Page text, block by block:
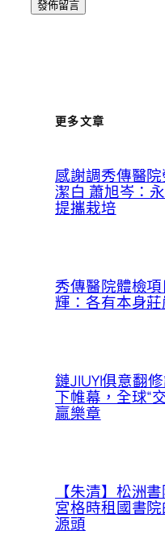
更多文章
感謝調秀傳醫
潔白 蕭旭岑：
提攜栽培
秀傳醫院體檢
輝：各有本身莊
鏈JIUYI俱意翻
下帷幕，全球“
贏樂章​​
【朱清】松洲
宮格時租國書
源頭